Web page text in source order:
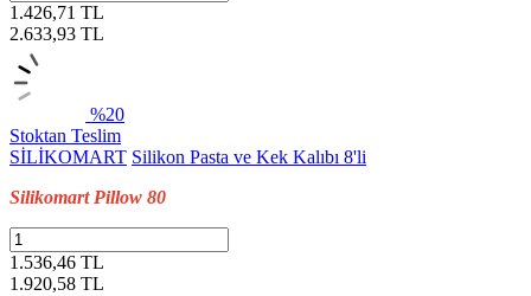
1.426,71 TL
2.633,93 TL
%20
Stoktan Teslim
SİLİKOMART Silikon Pasta ve Kek Kalıbı 8'li
Silikomart Pillow 80
1.536,46 TL
1.920,58 TL